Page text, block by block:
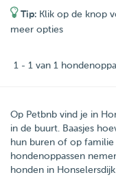
Tip: Klik op de knop
meer opties
1 - 1 van 1
Op Petbnb vind je in
in de buurt. Baasjes
hun buren of op
hondenoppassen
honden in